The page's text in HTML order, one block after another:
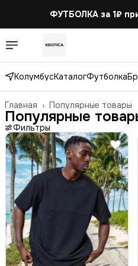
ФУТБОЛКА за 1₽
КолумбусКаталогФутболка
Популярные товары
Главная ›
Популярные
Фильтры